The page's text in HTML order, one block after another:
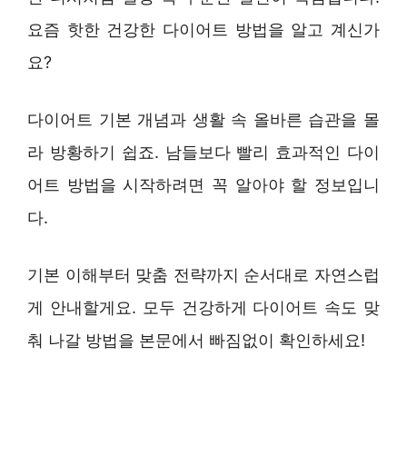
요즘 핫한 건강한 다이어트 방법을 알고 계신가
요?
다이어트 기본 개념과 생활 속 올바른 습관을 몰
라 방황하기 쉽죠. 남들보다 빨리 효과적인 다이
어트 방법을 시작하려면 꼭 알아야 할 정보입니
다.
기본 이해부터 맞춤 전략까지 순서대로 자연스럽
게 안내할게요. 모두 건강하게 다이어트 속도 맞
춰 나갈 방법을 본문에서 빠짐없이 확인하세요!